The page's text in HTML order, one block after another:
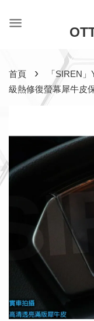
首頁 ›
「SIREN
級熱修復螢幕犀牛皮